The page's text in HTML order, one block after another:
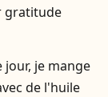
gratitude
jour, je mange
de l'huile